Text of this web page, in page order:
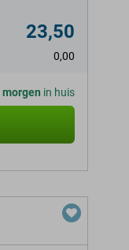
23,50
0,00
morgen in huis